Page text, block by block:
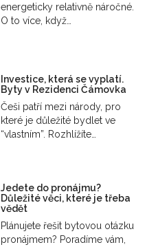
energeticky relativně náročné.
O to více, když…
Investice, která se vyplatí.
Byty v Rezidenci Čámovka
Češi patří mezi národy, pro
které je důležité bydlet ve
“vlastním”. Rozhlížíte…
Jedete do pronájmu?
Důležité věci, které je třeba
vědět
Plánujete řešit bytovou otázku
pronájmem? Poradíme vám,